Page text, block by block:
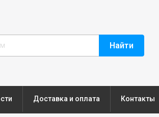
Найти
Доставка и оплата Контакты